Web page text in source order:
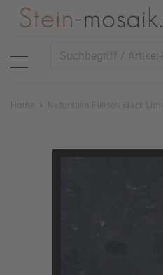
Home Naturstein Fliesen Black